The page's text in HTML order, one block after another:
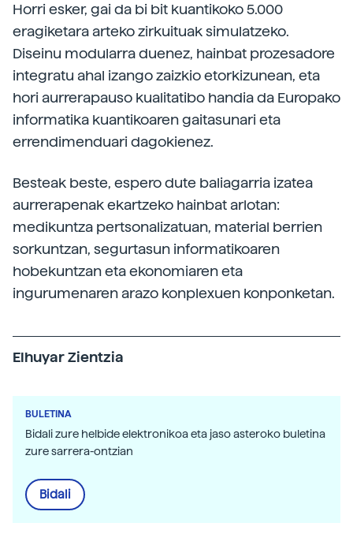
Horri esker, gai da bi bit kuantikoko 5.000
eragiketara arteko zirkuituak simulatzeko.
Diseinu modularra duenez, hainbat prozesadore
integratu ahal izango zaizkio etorkizunean, eta
hori aurrerapauso kualitatibo handia da Europako
informatika kuantikoaren gaitasunari eta
errendimenduari dagokienez.
Besteak beste, espero dute baliagarria izatea
aurrerapenak ekartzeko hainbat arlotan:
medikuntza pertsonalizatuan, material berrien
sorkuntzan, segurtasun informatikoaren
hobekuntzan eta ekonomiaren eta
ingurumenaren arazo konplexuen konponketan.
Elhuyar Zientzia
BULETINA
Bidali zure helbide elektronikoa eta jaso asteroko buletina
zure sarrera-ontzian
Bidali